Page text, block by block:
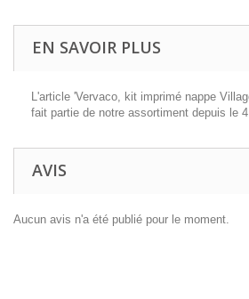
EN SAVOIR PLUS
L'article 'Vervaco, kit imprimé nappe
fait partie de notre assortiment depuis le
AVIS
Aucun avis n'a été publié pour le moment.